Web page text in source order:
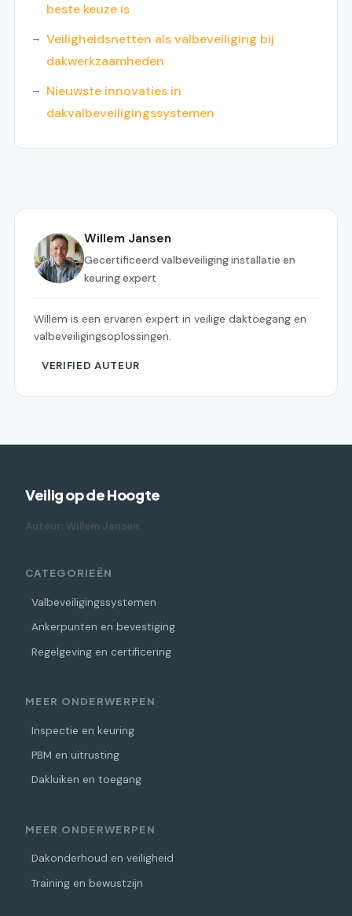
beste keuze is
Veiligheidsnetten als valbeveiliging bij
dakwerkzaamheden
Nieuwste innovaties in
dakvalbeveiligingssystemen
Willem Jansen
Gecertificeerd valbeveiliging installatie en
keuring expert
Willem is een ervaren expert in veilige daktoegang en
valbeveiligingsoplossingen.
VERIFIED AUTEUR
Veilig op de Hoogte
Auteur: Willem Jansen
CATEGORIEËN
Valbeveiligingssystemen
Ankerpunten en bevestiging
Regelgeving en certificering
MEER ONDERWERPEN
Inspectie en keuring
PBM en uitrusting
Dakluiken en toegang
MEER ONDERWERPEN
Dakonderhoud en veiligheid
Training en bewustzijn